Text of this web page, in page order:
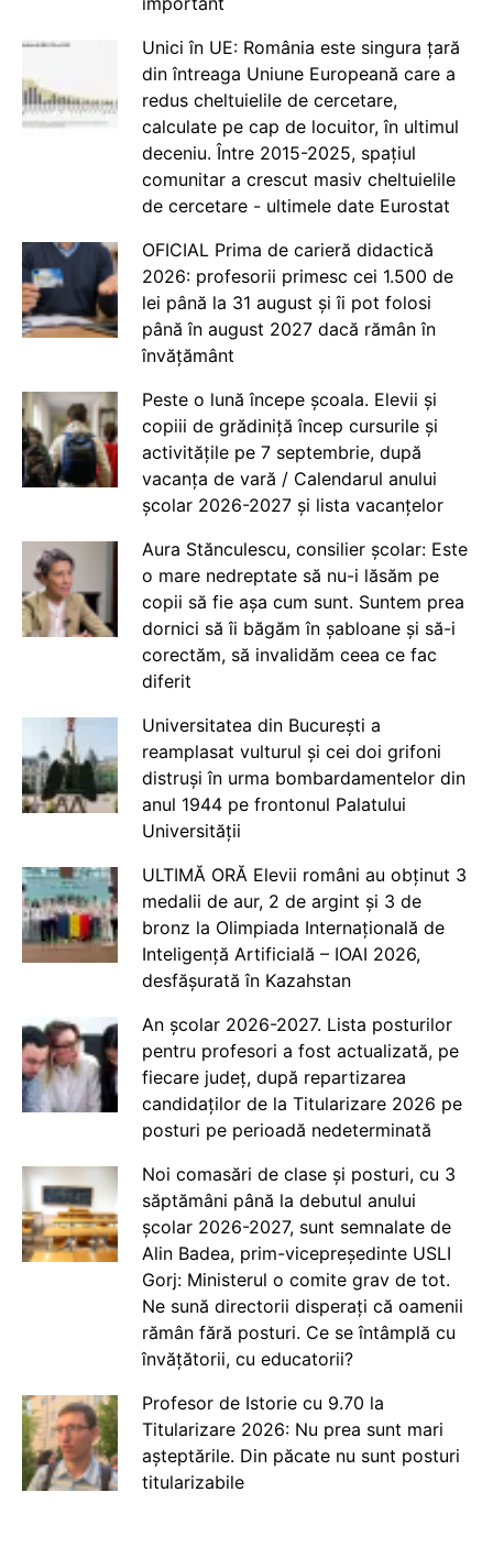
Unici în UE: România este singura țară
din întreaga Uniune Europeană care a
redus cheltuielile de cercetare,
calculate pe cap de locuitor, în ultimul
deceniu. Între 2015-2025, spațiul
comunitar a crescut masiv cheltuielile
de cercetare - ultimele date Eurostat
OFICIAL Prima de carieră didactică
2026: profesorii primesc cei 1.500 de
lei până la 31 august și îi pot folosi
până în august 2027 dacă rămân în
învățământ
Peste o lună începe școala. Elevii și
copiii de grădiniță încep cursurile și
activitățile pe 7 septembrie, după
vacanța de vară / Calendarul anului
școlar 2026-2027 și lista vacanțelor
Aura Stănculescu, consilier școlar: Este
o mare nedreptate să nu-i lăsăm pe
copii să fie așa cum sunt. Suntem prea
dornici să îi băgăm în șabloane și să-i
corectăm, să invalidăm ceea ce fac
diferit
Universitatea din București a
reamplasat vulturul și cei doi grifoni
distruși în urma bombardamentelor din
anul 1944 pe frontonul Palatului
Universității
ULTIMĂ ORĂ Elevii români au obținut 3
medalii de aur, 2 de argint și 3 de
bronz la Olimpiada Internațională de
Inteligență Artificială – IOAI 2026,
desfășurată în Kazahstan
An școlar 2026-2027. Lista posturilor
pentru profesori a fost actualizată, pe
fiecare județ, după repartizarea
candidaților de la Titularizare 2026 pe
posturi pe perioadă nedeterminată
Noi comasări de clase și posturi, cu 3
săptămâni până la debutul anului
școlar 2026-2027, sunt semnalate de
Alin Badea, prim-vicepreședinte USLI
Gorj: Ministerul o comite grav de tot.
Ne sună directorii disperați că oamenii
rămân fără posturi. Ce se întâmplă cu
învățătorii, cu educatorii?
Profesor de Istorie cu 9.70 la
Titularizare 2026: Nu prea sunt mari
așteptările. Din păcate nu sunt posturi
titularizabile